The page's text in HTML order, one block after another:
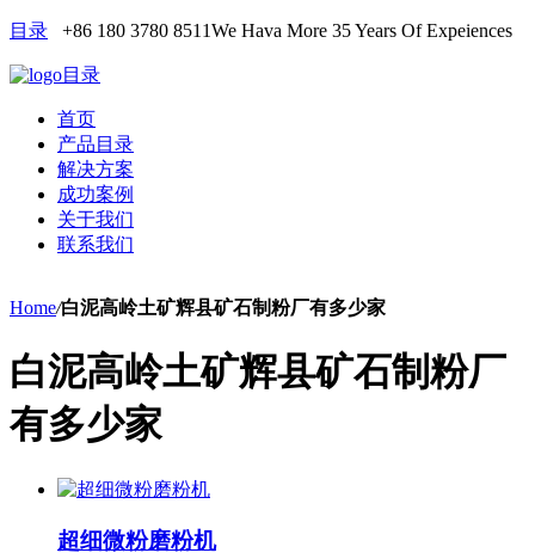
目录 +86 180 3780 8511We Hava More 35 Years Of Expeiences
目录
首页
产品目录
解决方案
成功案例
关于我们
联系我们
Home/白泥高岭土矿辉县矿石制粉厂有多少家
白泥高岭土矿辉县矿石制粉厂
有多少家
超细微粉磨粉机